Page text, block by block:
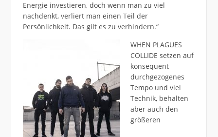
Energie investieren, doch wenn man zu viel
nachdenkt, verliert man einen Teil der
Persönlichkeit. Das gilt es zu verhindern.“
WHEN PLAGUES
COLLIDE setzen auf
konsequent
durchgezogenes
Tempo und viel
Technik, behalten
aber auch den
größeren